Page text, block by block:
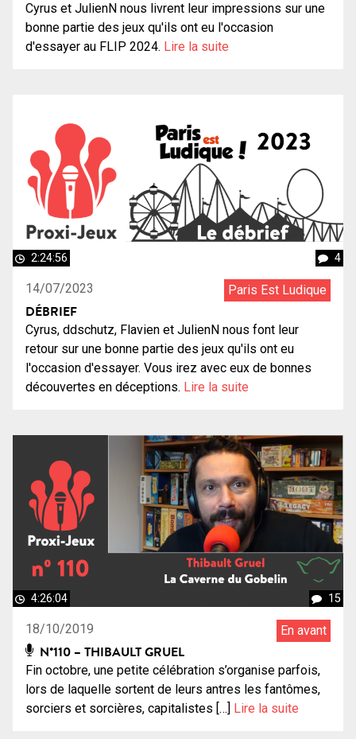
Cyrus et JulienN nous livrent leur impressions sur une
bonne partie des jeux qu'ils ont eu l'occasion
d'essayer au FLIP 2024. Lire la suite
2:24:56 4
14/07/2023 Paris Est Ludique
DÉBRIEF
Cyrus, ddschutz, Flavien et JulienN nous font leur
retour sur une bonne partie des jeux qu'ils ont eu
l'occasion d'essayer. Vous irez avec eux de bonnes
découvertes en déceptions. Lire la suite
4:26:04 15
18/10/2019 En avant
N°110 – THIBAULT GRUEL
Fin octobre, une petite célébration s’organise parfois,
lors de laquelle sortent de leurs antres les fantômes,
sorciers et sorcières, capitalistes […]
Lire la suite